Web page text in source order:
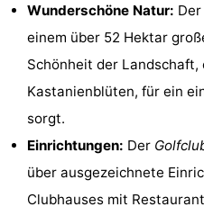
Haamstede
Blick
Zeeuwse
Kust
Hof
van
Haamstede
Hotels
Zimmer
(mit
Frühstück)
Lastminutes
Strand
Wunderschöne Natur:
einem über 52 Hektar
Schönheit der
Kastanienblüten, für ein
sorgt.
Einrichtungen: Der
über ausgezeichnete
Clubhauses mit